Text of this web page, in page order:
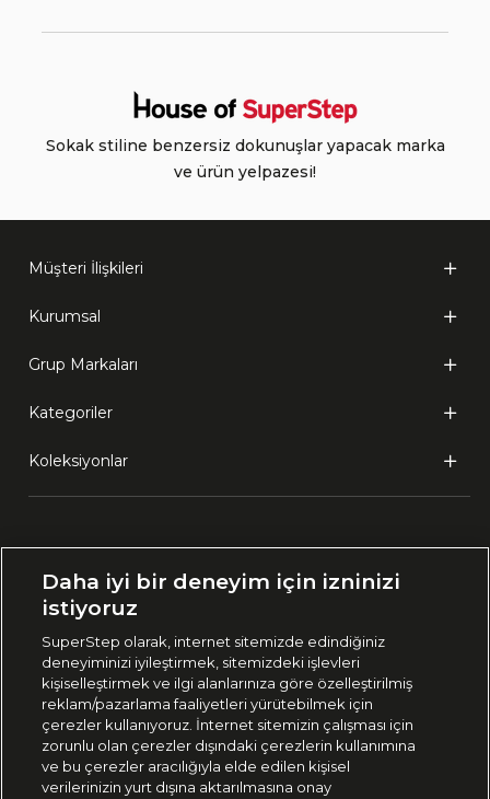
Sokak stiline benzersiz dokunuşlar yapacak marka
ve ürün yelpazesi!
Müşteri İlişkileri
Kurumsal
Grup Markaları
Kategoriler
Koleksiyonlar
🇹🇷 Türkiye
444 37 36
Uygulamadan Takip Edin
Daha iyi bir deneyim için izninizi
istiyoruz
SuperStep olarak, internet sitemizde edindiğiniz
deneyiminizi iyileştirmek, sitemizdeki işlevleri
kişiselleştirmek ve ilgi alanlarınıza göre özelleştirilmiş
reklam/pazarlama faaliyetleri yürütebilmek için
çerezler kullanıyoruz. İnternet sitemizin çalışması için
zorunlu olan çerezler dışındaki çerezlerin kullanımına
ve bu çerezler aracılığıyla elde edilen kişisel
verilerinizin yurt dışına aktarılmasına onay